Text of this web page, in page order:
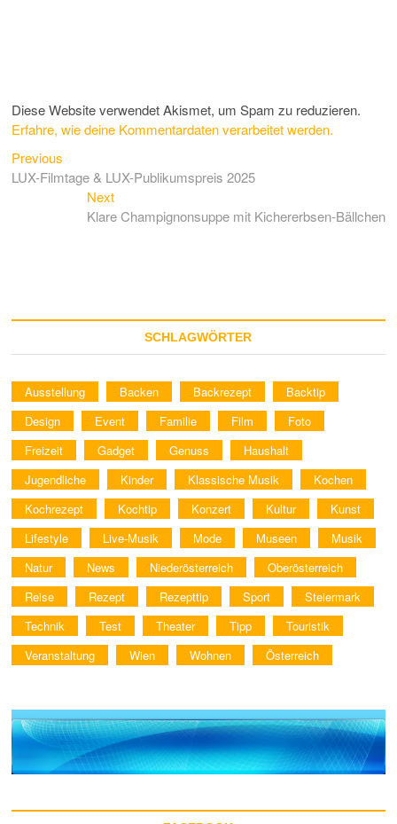
Diese Website verwendet Akismet, um Spam zu reduzieren.
Erfahre, wie deine Kommentardaten verarbeitet werden.
Beitragsnavigation
Previous
post:
LUX-Filmtage & LUX-Publikumspreis 2025
NextNext
post:
Klare Champignonsuppe mit Kichererbsen-Bällchen
SCHLAGWÖRTER
Ausstellung Backen Backrezept
Backtip
Design
Event Familie Film
Foto
Freizeit
Gadget Genuss
Haushalt
Jugendliche
Kinder Klassische Musik
Kochen
Kochrezept
Kochtip Konzert Kultur
Kunst
Lifestyle
Live-Musik Mode Museen
Musik
Natur
News Niederösterreich
Oberösterreich
Reise
Rezept Rezepttip Sport
Steiermark
Technik
Test Theater Tipp
Touristik
Veranstaltung
Wien Wohnen Österreich